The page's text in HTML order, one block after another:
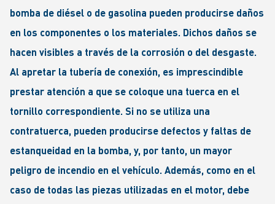
bomba de diésel o de gasolina pueden producirse daños
en los componentes o los materiales. Dichos daños se
hacen visibles a través de la corrosión o del desgaste.
Al apretar la tubería de conexión, es imprescindible
prestar atención a que se coloque una tuerca en el
tornillo correspondiente. Si no se utiliza una
contratuerca, pueden producirse defectos y faltas de
estanqueidad en la bomba, y, por tanto, un mayor
peligro de incendio en el vehículo. Además, como en el
caso de todas las piezas utilizadas en el motor, debe